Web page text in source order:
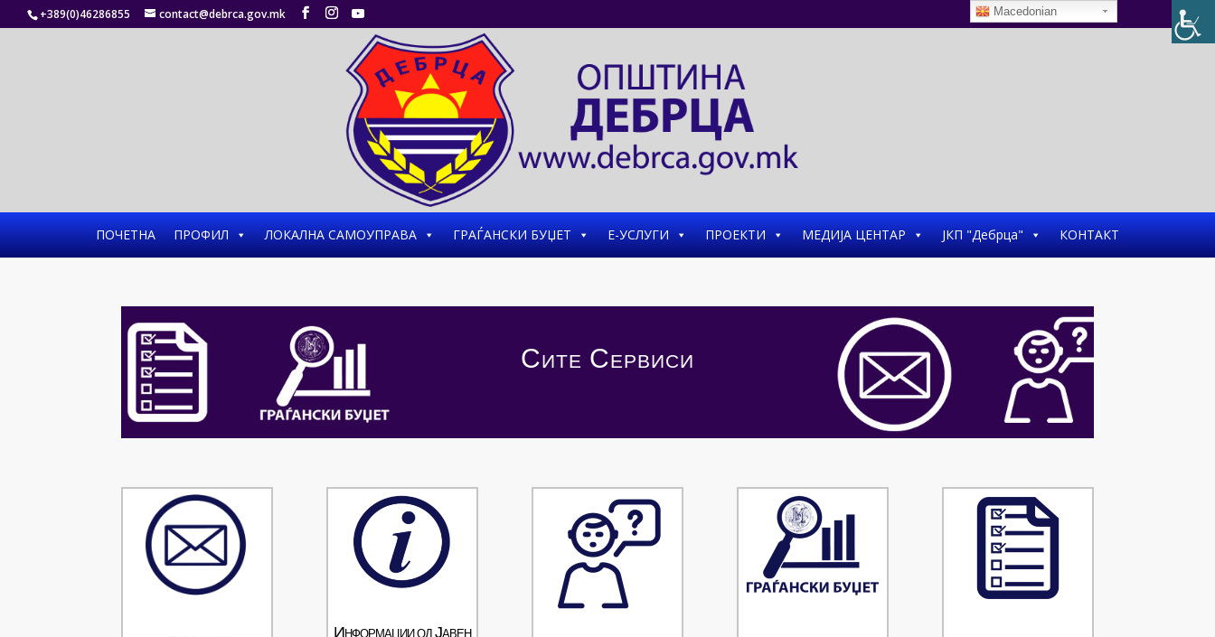
+389(0)46286855 contact@debrca.gov.mk
ПОЧЕТНА ПРОФИЛ ЛОКАЛНА САМОУПРАВА ГРАЃАНСКИ БУЏЕТ Е-УСЛУГИ ПРОЕКТИ МЕДИЈА ЦЕНТАР ЈКП "Дебрца" КОНТАКТ
Сите Сервиси
Информации од Јавен
Macedonian